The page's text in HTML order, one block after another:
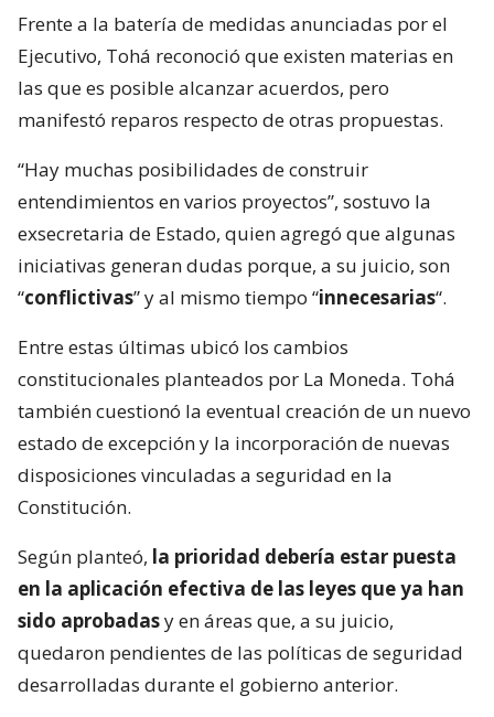
Frente a la batería de medidas anunciadas por el
Ejecutivo, Tohá reconoció que existen materias en
las que es posible alcanzar acuerdos, pero
manifestó reparos respecto de otras propuestas.
“Hay muchas posibilidades de construir
entendimientos en varios proyectos”, sostuvo la
exsecretaria de Estado, quien agregó que algunas
iniciativas generan dudas porque, a su juicio, son
“conflictivas” y al mismo tiempo “innecesarias“.
Entre estas últimas ubicó los cambios
constitucionales planteados por La Moneda. Tohá
también cuestionó la eventual creación de un nuevo
estado de excepción y la incorporación de nuevas
disposiciones vinculadas a seguridad en la
Constitución.
Según planteó, la prioridad debería estar puesta
en la aplicación efectiva de las leyes que ya han
sido aprobadasy en áreas que, a su juicio,
quedaron pendientes de las políticas de seguridad
desarrolladas durante el gobierno anterior.